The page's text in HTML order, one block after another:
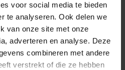
voor social media te bieden
te analyseren. Ook delen we
van onze site met onze
adverteren en analyse. Deze
combineren met andere
verstrekt of die ze hebben
set van 2
teak 299,00